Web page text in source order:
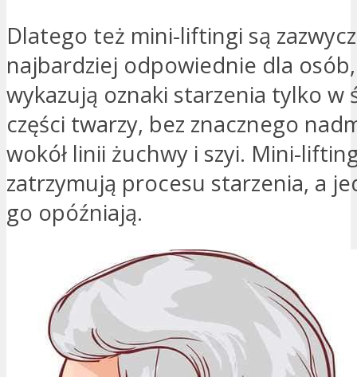
Dlatego też mini-liftingi są
najbardziej odpowiednie dla
wykazują oznaki starzenia tylko w
części twarzy, bez znacznego
wokół linii żuchwy i szyi. Mini-
zatrzymują procesu starzenia, a
go opóźniają.